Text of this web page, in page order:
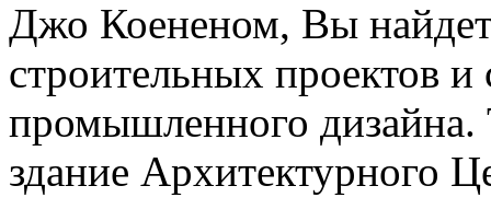
Джо Коененом, Вы
строительных проектов
промышленного дизайна.
здание Архитектурного